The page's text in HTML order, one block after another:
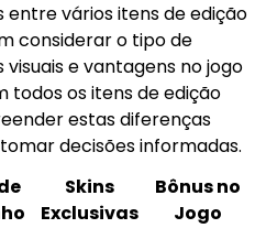
vários itens de edição
considerar o tipo de
e vantagens no jogo
todos os itens de edição
estas diferenças
decisões informadas.
Skins
Exclusivas
Bônus no
Jogo